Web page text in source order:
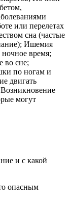
или перелетах
сна (частые
Ишемия
время;
во сне;
по ногам и
двигать
могут
и с какой
опасным